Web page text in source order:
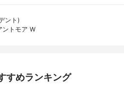
ント)
ントモア W
すめランキング